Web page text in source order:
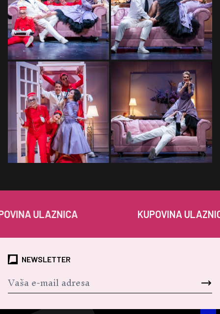
ULAZNICA KUPOVINA ULAZNICA
NEWSLETTER